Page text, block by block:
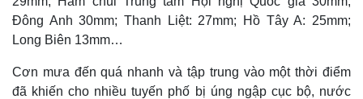
Đông Anh 30mm; Thanh Liệt: 27mm; Hồ Tây A: 25mm;
Long Biên 13mm…
Cơn mưa đến quá nhanh và tập trung vào một thời điểm
đã khiến cho nhiều tuyến phố bị úng ngập cục bộ, nước